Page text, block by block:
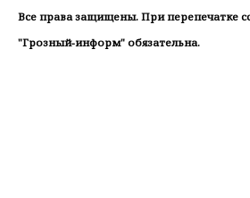
Все права защищены. При перепечатке
"Грозный-информ" обязательна.